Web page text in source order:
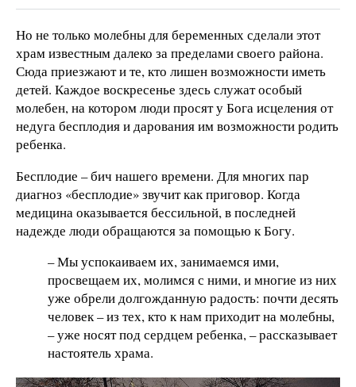
Но не только молебны для беременных сделали этот
храм известным далеко за пределами своего района.
Сюда приезжают и те, кто лишен возможности иметь
детей. Каждое воскресенье здесь служат особый
молебен, на котором люди просят у Бога исцеления от
недуга бесплодия и дарования им возможности родить
ребенка.
Бесплодие – бич нашего времени. Для многих пар
диагноз «бесплодие» звучит как приговор. Когда
медицина оказывается бессильной, в последней
надежде люди обращаются за помощью к Богу.
– Мы успокаиваем их, занимаемся ими,
просвещаем их, молимся с ними, и многие из них
уже обрели долгожданную радость: почти десять
человек – из тех, кто к нам приходит на молебны,
– уже носят под сердцем ребенка, – рассказывает
настоятель храма.